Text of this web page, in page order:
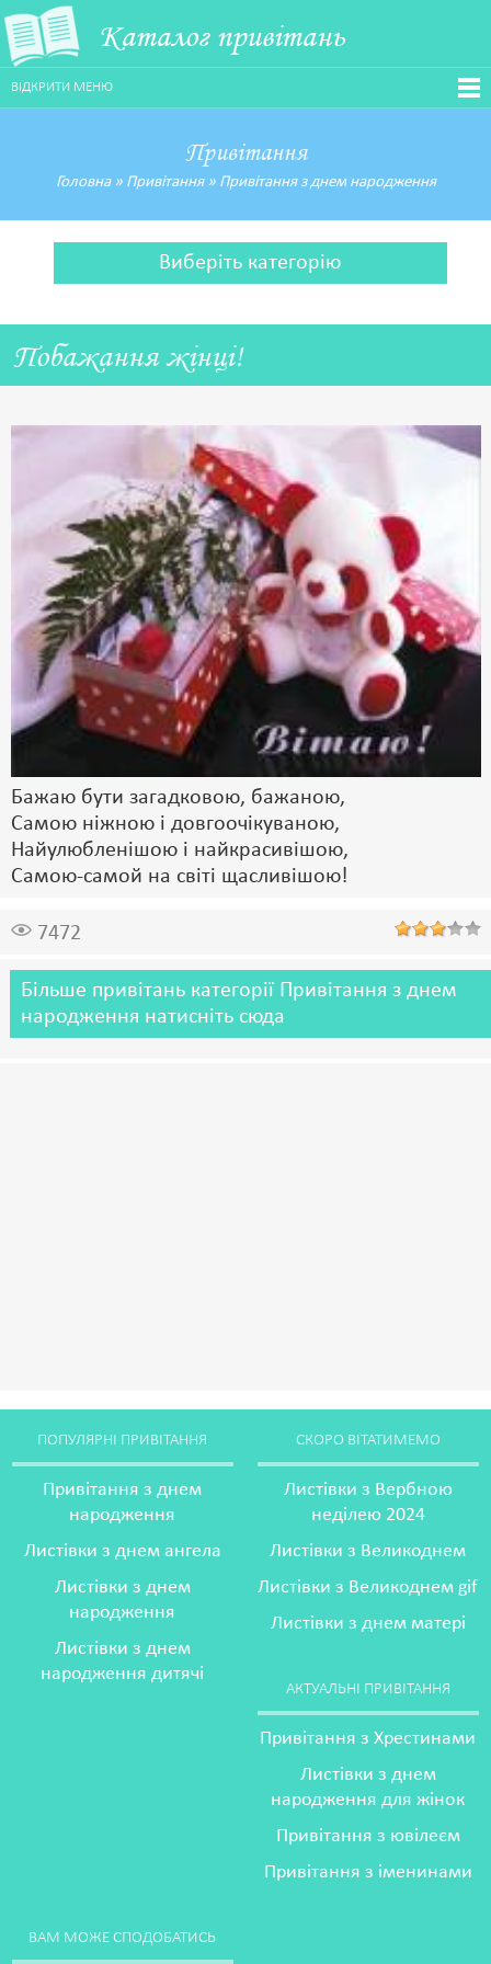
Каталог привітань
ВІДКРИТИ МЕНЮ
Привітання
Головна» Привітання» Привітання з днем народження
Виберіть категорію
Побажання жінці!
Бажаю бути загадковою, бажаною,
Самою ніжною і довгоочікуваною,
Найулюбленішою і найкрасивішою,
Самою-самой на світі щасливішою!
7472
Більше привітань категорії Привітання з днем
народження натисніть сюда
ПОПУЛЯРНІ ПРИВІТАННЯ
Привітання з днем
народження
Листівки з днем ангела
Листівки з днем
народження
Листівки з днем
народження дитячі
СКОРО ВІТАТИМЕМО
Листівки з Вербною
неділею 2024
Листівки з Великоднем
Листівки з Великоднем gif
Листівки з днем матері
АКТУАЛЬНІ ПРИВІТАННЯ
Привітання з Хрестинами
Листівки з днем
народження для жінок
Привітання з ювілеєм
Привітання з іменинами
ВАМ МОЖЕ СПОДОБАТИСЬ